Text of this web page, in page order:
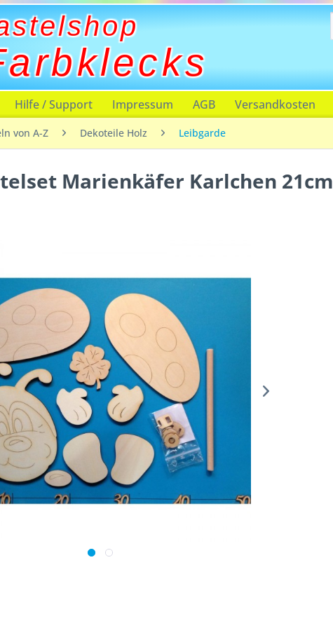
Hilfe / Support Impressum AGB Versandkosten
von A-Z Dekoteile Holz Leibgarde
Marienkäfer Karlchen 21cm